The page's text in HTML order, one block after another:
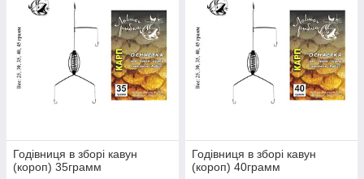
Годівниця в зборі кавун
(короп) 35грамм
Годівниця в зборі кавун
(короп) 40грамм